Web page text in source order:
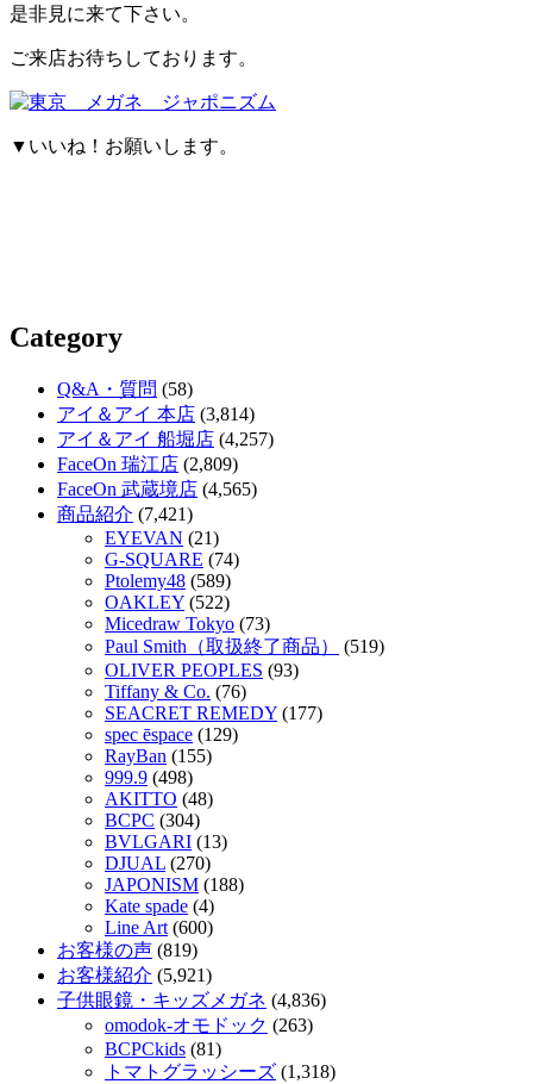
是非見に来て下さい。
ご来店お待ちしております。
▼いいね！お願いします。
Category
Q&A・質問 (58)
アイ＆アイ 本店 (3,814)
アイ＆アイ 船堀店 (4,257)
FaceOn 瑞江店 (2,809)
FaceOn 武蔵境店 (4,565)
商品紹介 (7,421)
EYEVAN (21)
G-SQUARE (74)
Ptolemy48 (589)
OAKLEY (522)
Micedraw Tokyo (73)
Paul Smith（取扱終了商品）
(519)
OLIVER PEOPLES (93)
Tiffany & Co. (76)
SEACRET REMEDY (177)
spec ēspace (129)
RayBan (155)
999.9 (498)
AKITTO (48)
BCPC (304)
BVLGARI (13)
DJUAL (270)
JAPONISM (188)
Kate spade (4)
Line Art (600)
お客様の声 (819)
お客様紹介 (5,921)
子供眼鏡・キッズメガネ (4,836)
omodok-オモドック (263)
BCPCkids (81)
トマトグラッシーズ (1,318)